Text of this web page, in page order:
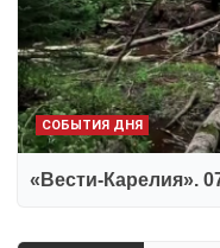
СОБЫТИЯ ДНЯ
«Вести-Карелия».